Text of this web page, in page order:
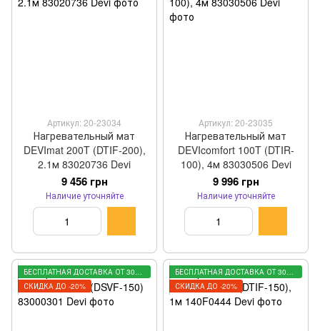
Артикул: 20-23034
Нагревательный мат
DEVImat 200T (DTIF-200),
2.1м 83020736 Devi
9 456 грн
Наличие уточняйте
Артикул: 20-23035
Нагревательный мат
DEVIcomfort 100T (DTIR-
100), 4м 83030506 Devi
9 996 грн
Наличие уточняйте
БЕСПЛАТНАЯ ДОСТАВКА ОТ 3000 ГРН
СКИДКА ДО -20%
БЕСПЛАТНАЯ ДОСТАВКА ОТ 3000 ГРН
СКИДКА ДО -20%